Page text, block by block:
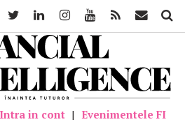
Intra in cont | Evenimentele FI
Twitter LinkedinInstagramYoutube Feed Mail